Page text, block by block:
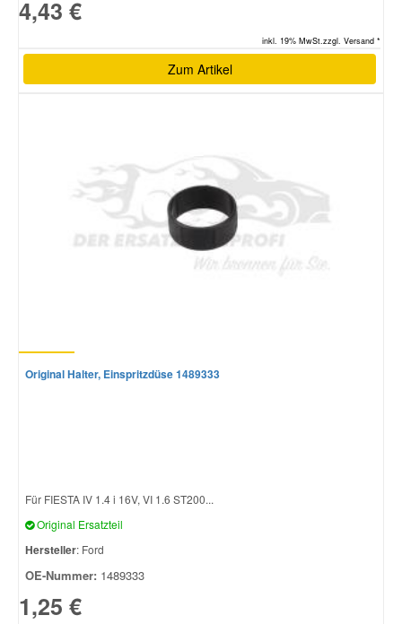
4,43 €
inkl. 19% MwSt.zzgl. Versand *
Zum Artikel
Original Halter, Einspritzdüse 1489333
Für FIESTA IV 1.4 i 16V, VI 1.6 ST200...
Original Ersatzteil
Hersteller: Ford
OE-Nummer: 1489333
1,25 €